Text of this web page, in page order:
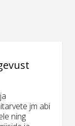
jm abi
ning